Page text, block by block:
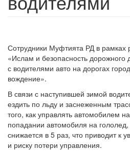
Сотрудники Муфтията РД в рамках
«Ислам и безопасность
с водителями авто на дорогах
вождение».
В связи с наступившей зимой
ездить по льду и заснеженным
того, как управлять автомобилем
попадании автомобиля на
снижается в 5 раз, что приводит к
и риску потери управления.